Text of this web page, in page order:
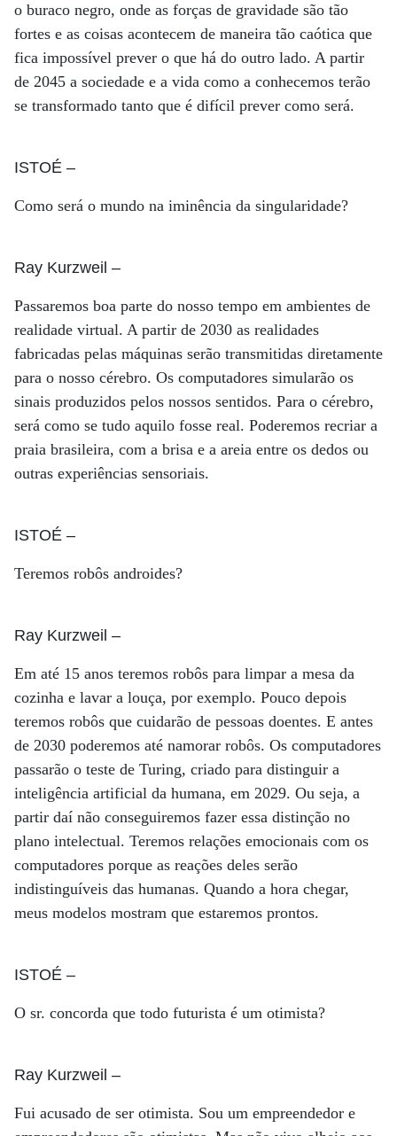
o buraco negro, onde as forças de gravidade são tão
fortes e as coisas acontecem de maneira tão caótica que
fica impossível prever o que há do outro lado. A partir
de 2045 a sociedade e a vida como a conhecemos terão
se transformado tanto que é difícil prever como será.
ISTOÉ –
Como será o mundo na iminência da singularidade?
Ray Kurzweil –
Passaremos boa parte do nosso tempo em ambientes de
realidade virtual. A partir de 2030 as realidades
fabricadas pelas máquinas serão transmitidas diretamente
para o nosso cérebro. Os computadores simularão os
sinais produzidos pelos nossos sentidos. Para o cérebro,
será como se tudo aquilo fosse real. Poderemos recriar a
praia brasileira, com a brisa e a areia entre os dedos ou
outras experiências sensoriais.
ISTOÉ –
Teremos robôs androides?
Ray Kurzweil –
Em até 15 anos teremos robôs para limpar a mesa da
cozinha e lavar a louça, por exemplo. Pouco depois
teremos robôs que cuidarão de pessoas doentes. E antes
de 2030 poderemos até namorar robôs. Os computadores
passarão o teste de Turing, criado para distinguir a
inteligência artificial da humana, em 2029. Ou seja, a
partir daí não conseguiremos fazer essa distinção no
plano intelectual. Teremos relações emocionais com os
computadores porque as reações deles serão
indistinguíveis das humanas. Quando a hora chegar,
meus modelos mostram que estaremos prontos.
ISTOÉ –
O sr. concorda que todo futurista é um otimista?
Ray Kurzweil –
Fui acusado de ser otimista. Sou um empreendedor e